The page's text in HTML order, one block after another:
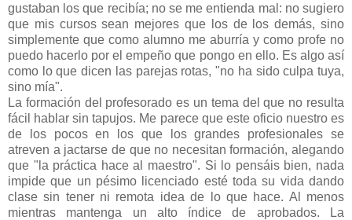
gustaban los que recibía; no se me entienda mal: no sugiero
que mis cursos sean mejores que los de los demás, sino
simplemente que como alumno me aburría y como profe no
puedo hacerlo por el empeño que pongo en ello. Es algo así
como lo que dicen las parejas rotas, "no ha sido culpa tuya,
sino mía".
La formación del profesorado es un tema del que no resulta
fácil hablar sin tapujos. Me parece que este oficio nuestro es
de los pocos en los que los grandes profesionales se
atreven a jactarse de que no necesitan formación, alegando
que "la práctica hace al maestro". Si lo pensáis bien, nada
impide que un pésimo licenciado esté toda su vida dando
clase sin tener ni remota idea de lo que hace. Al menos
mientras mantenga un alto índice de aprobados. La